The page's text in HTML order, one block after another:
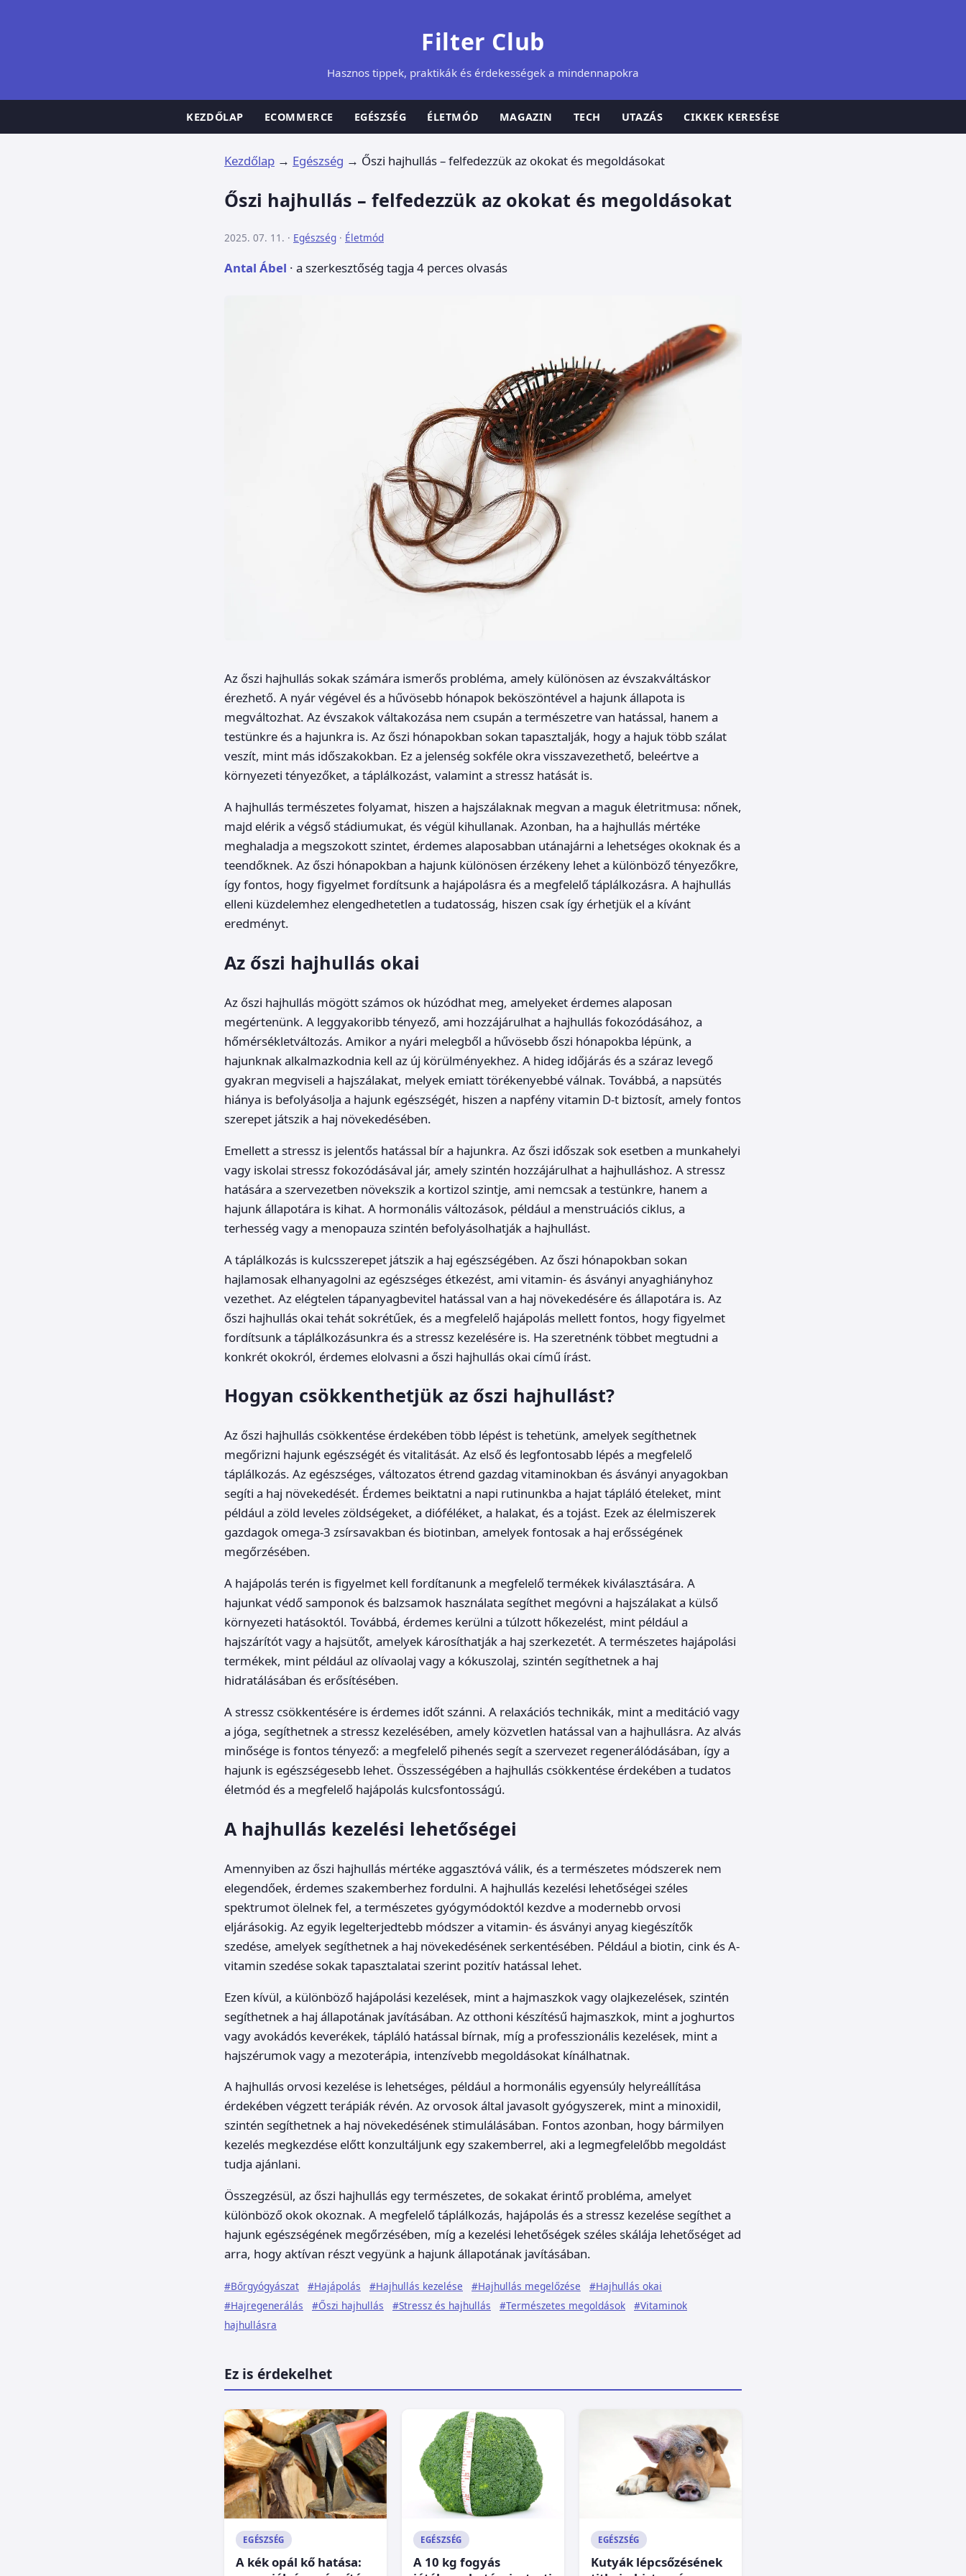
Filter Club
Hasznos tippek, praktikák és érdekességek a mindennapokra
KEZDŐLAP ECOMMERCE EGÉSZSÉG ÉLETMÓD MAGAZIN TECH UTAZÁS CIKKEK KERESÉSE
Kezdőlap → Egészség → Őszi hajhullás – felfedezzük az okokat és megoldásokat
Őszi hajhullás – felfedezzük az okokat és megoldásokat
2025. 07. 11. · Egészség · Életmód
Antal Ábel · a szerkesztőség tagja 4 perces olvasás
Az őszi hajhullás sokak számára ismerős probléma, amely különösen az évszakváltáskor
érezhető. A nyár végével és a hűvösebb hónapok beköszöntével a hajunk állapota is
megváltozhat. Az évszakok váltakozása nem csupán a természetre van hatással, hanem a
testünkre és a hajunkra is. Az őszi hónapokban sokan tapasztalják, hogy a hajuk több szálat
veszít, mint más időszakokban. Ez a jelenség sokféle okra visszavezethető, beleértve a
környezeti tényezőket, a táplálkozást, valamint a stressz hatását is.
A hajhullás természetes folyamat, hiszen a hajszálaknak megvan a maguk életritmusa: nőnek,
majd elérik a végső stádiumukat, és végül kihullanak. Azonban, ha a hajhullás mértéke
meghaladja a megszokott szintet, érdemes alaposabban utánajárni a lehetséges okoknak és a
teendőknek. Az őszi hónapokban a hajunk különösen érzékeny lehet a különböző tényezőkre,
így fontos, hogy figyelmet fordítsunk a hajápolásra és a megfelelő táplálkozásra. A hajhullás
elleni küzdelemhez elengedhetetlen a tudatosság, hiszen csak így érhetjük el a kívánt
eredményt.
Az őszi hajhullás okai
Az őszi hajhullás mögött számos ok húzódhat meg, amelyeket érdemes alaposan
megértenünk. A leggyakoribb tényező, ami hozzájárulhat a hajhullás fokozódásához, a
hőmérsékletváltozás. Amikor a nyári melegből a hűvösebb őszi hónapokba lépünk, a
hajunknak alkalmazkodnia kell az új körülményekhez. A hideg időjárás és a száraz levegő
gyakran megviseli a hajszálakat, melyek emiatt törékenyebbé válnak. Továbbá, a napsütés
hiánya is befolyásolja a hajunk egészségét, hiszen a napfény vitamin D-t biztosít, amely fontos
szerepet játszik a haj növekedésében.
Emellett a stressz is jelentős hatással bír a hajunkra. Az őszi időszak sok esetben a munkahelyi
vagy iskolai stressz fokozódásával jár, amely szintén hozzájárulhat a hajhulláshoz. A stressz
hatására a szervezetben növekszik a kortizol szintje, ami nemcsak a testünkre, hanem a
hajunk állapotára is kihat. A hormonális változások, például a menstruációs ciklus, a
terhesség vagy a menopauza szintén befolyásolhatják a hajhullást.
A táplálkozás is kulcsszerepet játszik a haj egészségében. Az őszi hónapokban sokan
hajlamosak elhanyagolni az egészséges étkezést, ami vitamin- és ásványi anyaghiányhoz
vezethet. Az elégtelen tápanyagbevitel hatással van a haj növekedésére és állapotára is. Az
őszi hajhullás okai tehát sokrétűek, és a megfelelő hajápolás mellett fontos, hogy figyelmet
fordítsunk a táplálkozásunkra és a stressz kezelésére is. Ha szeretnénk többet megtudni a
konkrét okokról, érdemes elolvasni a őszi hajhullás okai című írást.
Hogyan csökkenthetjük az őszi hajhullást?
Az őszi hajhullás csökkentése érdekében több lépést is tehetünk, amelyek segíthetnek
megőrizni hajunk egészségét és vitalitását. Az első és legfontosabb lépés a megfelelő
táplálkozás. Az egészséges, változatos étrend gazdag vitaminokban és ásványi anyagokban
segíti a haj növekedését. Érdemes beiktatni a napi rutinunkba a hajat tápláló ételeket, mint
például a zöld leveles zöldségeket, a dióféléket, a halakat, és a tojást. Ezek az élelmiszerek
gazdagok omega-3 zsírsavakban és biotinban, amelyek fontosak a haj erősségének
megőrzésében.
A hajápolás terén is figyelmet kell fordítanunk a megfelelő termékek kiválasztására. A
hajunkat védő samponok és balzsamok használata segíthet megóvni a hajszálakat a külső
környezeti hatásoktól. Továbbá, érdemes kerülni a túlzott hőkezelést, mint például a
hajszárítót vagy a hajsütőt, amelyek károsíthatják a haj szerkezetét. A természetes hajápolási
termékek, mint például az olívaolaj vagy a kókuszolaj, szintén segíthetnek a haj
hidratálásában és erősítésében.
A stressz csökkentésére is érdemes időt szánni. A relaxációs technikák, mint a meditáció vagy
a jóga, segíthetnek a stressz kezelésében, amely közvetlen hatással van a hajhullásra. Az alvás
minősége is fontos tényező: a megfelelő pihenés segít a szervezet regenerálódásában, így a
hajunk is egészségesebb lehet. Összességében a hajhullás csökkentése érdekében a tudatos
életmód és a megfelelő hajápolás kulcsfontosságú.
A hajhullás kezelési lehetőségei
Amennyiben az őszi hajhullás mértéke aggasztóvá válik, és a természetes módszerek nem
elegendőek, érdemes szakemberhez fordulni. A hajhullás kezelési lehetőségei széles
spektrumot ölelnek fel, a természetes gyógymódoktól kezdve a modernebb orvosi
eljárásokig. Az egyik legelterjedtebb módszer a vitamin- és ásványi anyag kiegészítők
szedése, amelyek segíthetnek a haj növekedésének serkentésében. Például a biotin, cink és A-
vitamin szedése sokak tapasztalatai szerint pozitív hatással lehet.
Ezen kívül, a különböző hajápolási kezelések, mint a hajmaszkok vagy olajkezelések, szintén
segíthetnek a haj állapotának javításában. Az otthoni készítésű hajmaszkok, mint a joghurtos
vagy avokádós keverékek, tápláló hatással bírnak, míg a professzionális kezelések, mint a
hajszérumok vagy a mezoterápia, intenzívebb megoldásokat kínálhatnak.
A hajhullás orvosi kezelése is lehetséges, például a hormonális egyensúly helyreállítása
érdekében végzett terápiák révén. Az orvosok által javasolt gyógyszerek, mint a minoxidil,
szintén segíthetnek a haj növekedésének stimulálásában. Fontos azonban, hogy bármilyen
kezelés megkezdése előtt konzultáljunk egy szakemberrel, aki a legmegfelelőbb megoldást
tudja ajánlani.
Összegzésül, az őszi hajhullás egy természetes, de sokakat érintő probléma, amelyet
különböző okok okoznak. A megfelelő táplálkozás, hajápolás és a stressz kezelése segíthet a
hajunk egészségének megőrzésében, míg a kezelési lehetőségek széles skálája lehetőséget ad
arra, hogy aktívan részt vegyünk a hajunk állapotának javításában.
#Bőrgyógyászat #Hajápolás #Hajhullás kezelése #Hajhullás megelőzése
#Hajhullás okai
#Hajregenerálás
#Őszi hajhullás #Stressz és hajhullás #Természetes megoldások
#Vitaminok
hajhullásra
Ez is érdekelhet
EGÉSZSÉG
A kék opál kő hatása:
EGÉSZSÉG
A 10 kg fogyás
EGÉSZSÉG
Kutyák lépcsőzésének